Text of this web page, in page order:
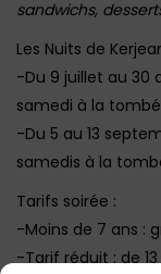
sandwichs,
Les Nuits de
-Du 9 juillet au 30
samedi à la
-Du 5 au 13
samedis à la
Tarifs soirée :
-Moins de 7 ans :
-Tarif réduit : de 13